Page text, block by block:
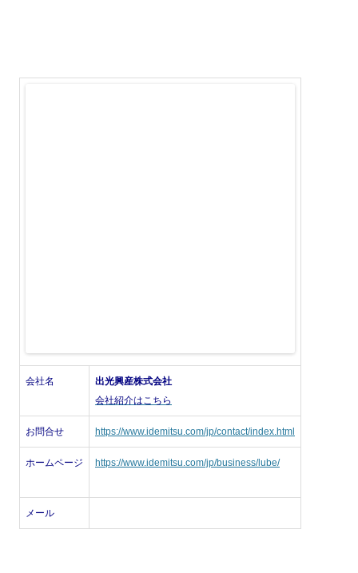
会社名
出光興産株式会社
会社紹介はこちら
お問合せ https://www.idemitsu.com/jp/contact/index.html
ホームページ https://www.idemitsu.com/jp/business/lube/
メール